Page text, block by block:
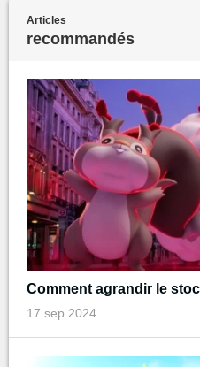
Articles
recommandés
Comment agrandir le
17 sep 2024